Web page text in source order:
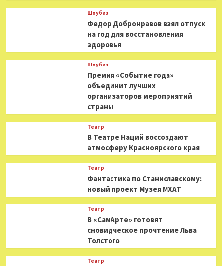
Шоубиз
Федор Добронравов взял отпуск
на год для восстановления
здоровья
Шоубиз
Премия «Событие года»
объединит лучших
организаторов мероприятий
страны
Театр
В Театре Наций воссоздают
атмосферу Красноярского края
Театр
Фантастика по Станиславскому:
новый проект Музея МХАТ
Театр
В «СамАрте» готовят
сновидческое прочтение Льва
Толстого
Театр